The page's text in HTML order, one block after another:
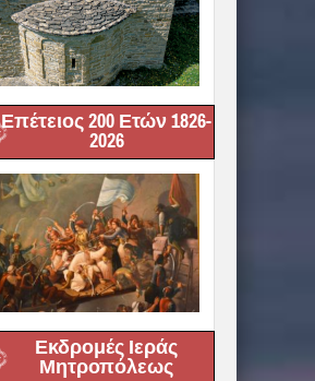
Επέτειος 200 Ετών 1826-
2026
Εκδρομές Ιεράς
Μητροπόλεως